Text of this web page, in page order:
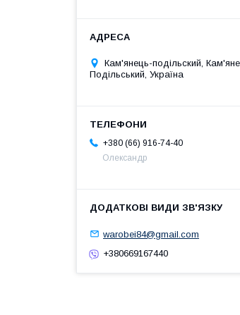
Кам'янець-подільский,
Подільський, Україна
+380 (66) 916-74-40
Олександр
warobei84@gmail.com
+380669167440